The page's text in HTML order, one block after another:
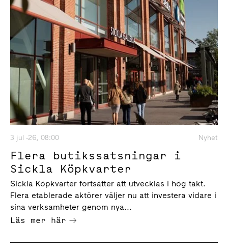
3 jul -26, 08:00 Nyhet
Flera butikssatsningar i
Sickla Köpkvarter
Sickla Köpkvarter fortsätter att utvecklas i hög takt.
Flera etablerade aktörer väljer nu att investera vidare i
sina verksamheter genom nya...
Läs mer här